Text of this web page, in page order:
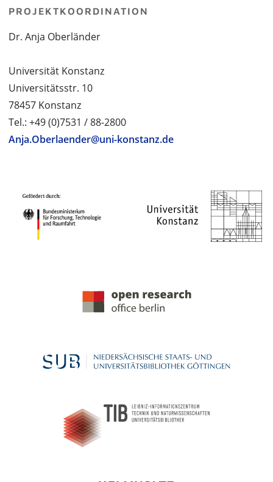
PROJEKTKOORDINATION
Dr. Anja Oberländer
Universität Konstanz
Universitätsstr. 10
78457 Konstanz
Tel.: +49 (0)7531 / 88-2800
Anja.Oberlaender@uni-konstanz.de